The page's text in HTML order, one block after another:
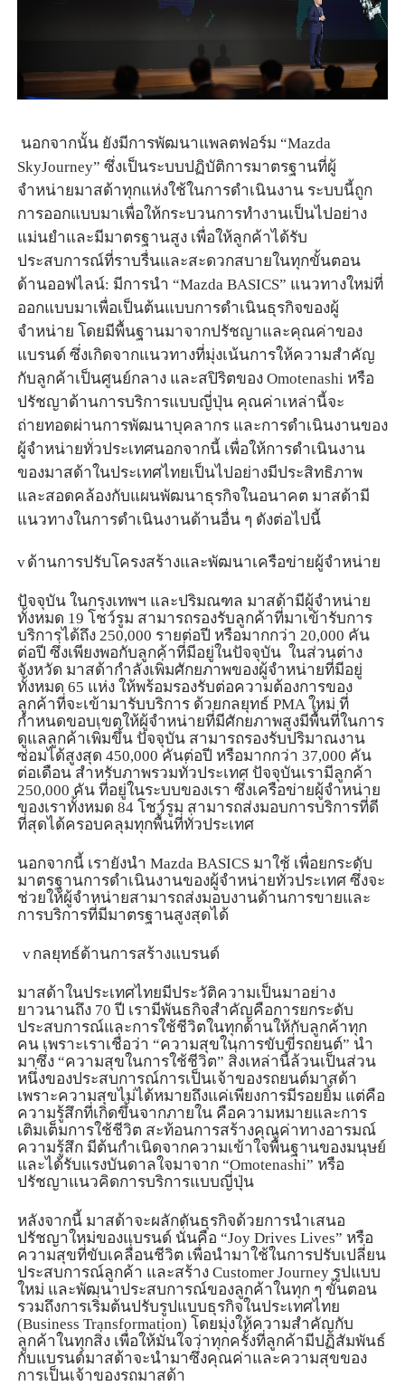
นอกจากนั้น ยังมีการพัฒนาแพลตฟอร์ม “Mazda
SkyJourney” ซึ่งเป็นระบบปฏิบัติการมาตรฐานที่ผู้
จำหน่ายมาสด้าทุกแห่งใช้ในการดำเนินงาน ระบบนี้ถูก
การออกแบบมาเพื่อให้กระบวนการทำงานเป็นไปอย่าง
แม่นยำและมีมาตรฐานสูง เพื่อให้ลูกค้าได้รับ
ประสบการณ์ที่ราบรื่นและสะดวกสบายในทุกขั้นตอน
ด้านออฟไลน์: มีการนำ “Mazda BASICS” แนวทางใหม่ที่
ออกแบบมาเพื่อเป็นต้นแบบการดำเนินธุรกิจของผู้
จำหน่าย โดยมีพื้นฐานมาจากปรัชญาและคุณค่าของ
แบรนด์ ซึ่งเกิดจากแนวทางที่มุ่งเน้นการให้ความสำคัญ
กับลูกค้าเป็นศูนย์กลาง และสปิริตของ Omotenashi หรือ
ปรัชญาด้านการบริการแบบญี่ปุ่น คุณค่าเหล่านี้จะ
ถ่ายทอดผ่านการพัฒนาบุคลากร และการดำเนินงานของ
ผู้จำหน่ายทั่วประเทศนอกจากนี้ เพื่อให้การดำเนินงาน
ของมาสด้าในประเทศไทยเป็นไปอย่างมีประสิทธิภาพ
และสอดคล้องกับแผนพัฒนาธุรกิจในอนาคต มาสด้ามี
แนวทางในการดำเนินงานด้านอื่น ๆ ดังต่อไปนี้
vด้านการปรับโครงสร้างและพัฒนาเครือข่ายผู้จำหน่าย
ปัจจุบัน ในกรุงเทพฯ และปริมณฑล มาสด้ามีผู้จำหน่าย
ทั้งหมด 19 โชว์รูม สามารถรองรับลูกค้าที่มาเข้ารับการ
บริการได้ถึง 250,000 รายต่อปี หรือมากกว่า 20,000 คัน
ต่อปี ซึ่งเพียงพอกับลูกค้าที่มีอยู่ในปัจจุบัน ในส่วนต่าง
จังหวัด มาสด้ากำลังเพิ่มศักยภาพของผู้จำหน่ายที่มีอยู่
ทั้งหมด 65 แห่ง ให้พร้อมรองรับต่อความต้องการของ
ลูกค้าที่จะเข้ามารับบริการ ด้วยกลยุทธ์ PMAใหม่ ที่
กำหนดขอบเขตให้ผู้จำหน่ายที่มีศักยภาพสูงมีพื้นที่ในการ
ดูแลลูกค้าเพิ่มขึ้น ปัจจุบัน สามารถรองรับปริมาณงาน
ซ่อมได้สูงสุด 450,000 คันต่อปี หรือมากกว่า 37,000 คัน
ต่อเดือน สำหรับภาพรวมทั่วประเทศ ปัจจุบันเรามีลูกค้า
250,000 คัน ที่อยู่ในระบบของเรา ซึ่งเครือข่ายผู้จำหน่าย
ของเราทั้งหมด 84 โชว์รูม สามารถส่งมอบการบริการที่ดี
ที่สุดได้ครอบคลุมทุกพื้นที่ทั่วประเทศ
นอกจากนี้ เรายังนำ Mazda BASICSมาใช้ เพื่อยกระดับ
มาตรฐานการดำเนินงานของผู้จำหน่ายทั่วประเทศ ซึ่งจะ
ช่วยให้ผู้จำหน่ายสามารถส่งมอบงานด้านการขายและ
การบริการที่มีมาตรฐานสูงสุดได้
vกลยุทธ์ด้านการสร้างแบรนด์
มาสด้าในประเทศไทยมีประวัติความเป็นมาอย่าง
ยาวนานถึง 70ปี เรามีพันธกิจสำคัญคือการยกระดับ
ประสบการณ์และการใช้ชีวิตในทุกด้านให้กับลูกค้าทุก
คน เพราะเราเชื่อว่า “ความสุขในการขับขี่รถยนต์” นำ
มาซึ่ง “ความสุขในการใช้ชีวิต” สิ่งเหล่านี้ล้วนเป็นส่วน
หนึ่งของประสบการณ์การเป็นเจ้าของรถยนต์มาสด้า
เพราะความสุขไม่ได้หมายถึงแค่เพียงการมีรอยยิ้ม แต่คือ
ความรู้สึกที่เกิดขึ้นจากภายใน คือความหมายและการ
เติมเต็มการใช้ชีวิต สะท้อนการสร้างคุณค่าทางอารมณ์
ความรู้สึก มีต้นกำเนิดจากความเข้าใจพื้นฐานของมนุษย์
และได้รับแรงบันดาลใจมาจาก “Omotenashi” หรือ
ปรัชญาแนวคิดการบริการแบบญี่ปุ่น
หลังจากนี้ มาสด้าจะผลักดันธุรกิจด้วยการนำเสนอ
ปรัชญาใหม่ของแบรนด์ นั่นคือ “Joy Drives Lives” หรือ
ความสุขที่ขับเคลื่อนชีวิต เพื่อนำมาใช้ในการปรับเปลี่ยน
ประสบการณ์ลูกค้า และสร้าง Customer Journey รูปแบบ
ใหม่ และพัฒนาประสบการณ์ของลูกค้าในทุก ๆ ขั้นตอน
รวมถึงการเริ่มต้นปรับรูปแบบธุรกิจในประเทศไทย
(Business Transformation) โดยมุ่งให้ความสำคัญกับ
ลูกค้าในทุกสิ่ง เพื่อให้มั่นใจว่าทุกครั้งที่ลูกค้ามีปฏิสัมพันธ์
กับแบรนด์มาสด้าจะนำมาซึ่งคุณค่าและความสุขของ
การเป็นเจ้าของรถมาสด้า